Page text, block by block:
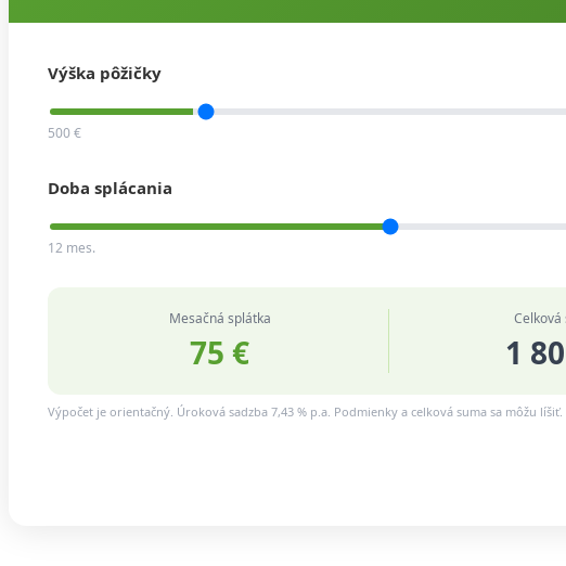
Výška pôžičky
500 €
Doba splácania
12 mes.
Mesačná splátka
75 €
Celková
1
Výpočet je orientačný. Úroková sadzba 7,43 % p.a. Podmienky a celková suma sa môžu líšiť.